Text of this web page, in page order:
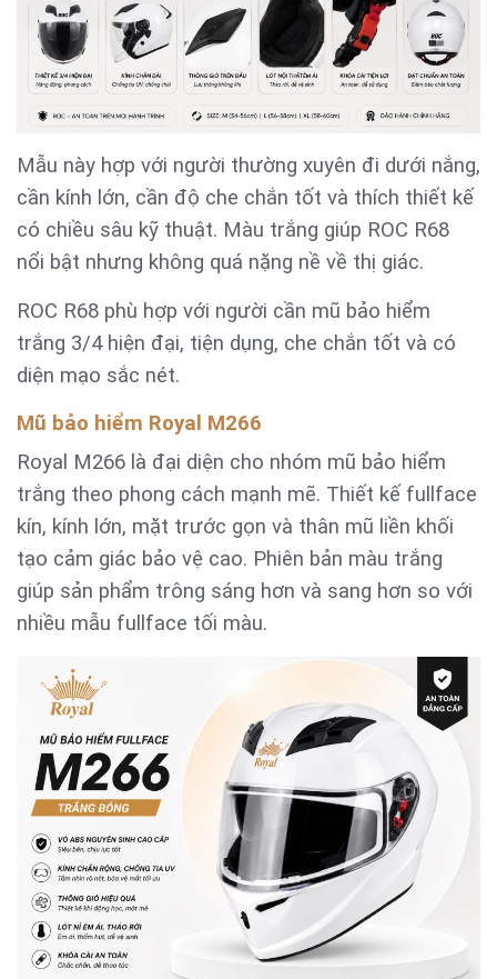
Mẫu này hợp với người thường xuyên đi dưới nắng,
cần kính lớn, cần độ che chắn tốt và thích thiết kế
có chiều sâu kỹ thuật. Màu trắng giúp ROC R68
nổi bật nhưng không quá nặng nề về thị giác.
ROC R68 phù hợp với người cần mũ bảo hiểm
trắng 3/4 hiện đại, tiện dụng, che chắn tốt và có
diện mạo sắc nét.
Mũ bảo hiểm Royal M266
Royal M266 là đại diện cho nhóm mũ bảo hiểm
trắng theo phong cách mạnh mẽ. Thiết kế fullface
kín, kính lớn, mặt trước gọn và thân mũ liền khối
tạo cảm giác bảo vệ cao. Phiên bản màu trắng
giúp sản phẩm trông sáng hơn và sang hơn so với
nhiều mẫu fullface tối màu.